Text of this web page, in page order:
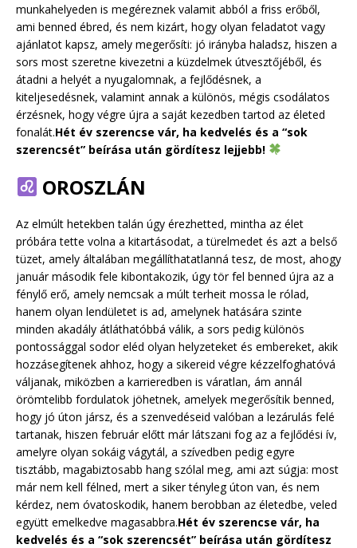
munkahelyeden is megéreznek valamit abból a friss erőből,
ami benned ébred, és nem kizárt, hogy olyan feladatot vagy
ajánlatot kapsz, amely megerősíti: jó irányba haladsz, hiszen a
sors most szeretne kivezetni a küzdelmek útvesztőjéből, és
átadni a helyét a nyugalomnak, a fejlődésnek, a
kiteljesedésnek, valamint annak a különös, mégis csodálatos
érzésnek, hogy végre újra a saját kezedben tartod az életed
fonalát.Hét év szerencse vár, ha kedvelés és a “sok
szerencsét” beírása után gördítesz lejjebb!
OROSZLÁN
Az elmúlt hetekben talán úgy érezhetted, mintha az élet
próbára tette volna a kitartásodat, a türelmedet és azt a belső
tüzet, amely általában megállíthatatlanná tesz, de most, ahogy
január második fele kibontakozik, úgy tör fel benned újra az a
fénylő erő, amely nemcsak a múlt terheit mossa le rólad,
hanem olyan lendületet is ad, amelynek hatására szinte
minden akadály átláthatóbbá válik, a sors pedig különös
pontossággal sodor eléd olyan helyzeteket és embereket, akik
hozzásegítenek ahhoz, hogy a sikereid végre kézzelfoghatóvá
váljanak, miközben a karrieredben is váratlan, ám annál
örömtelibb fordulatok jöhetnek, amelyek megerősítik benned,
hogy jó úton jársz, és a szenvedéseid valóban a lezárulás felé
tartanak, hiszen február előtt már látszani fog az a fejlődési ív,
amelyre olyan sokáig vágytál, a szívedben pedig egyre
tisztább, magabiztosabb hang szólal meg, ami azt súgja: most
már nem kell félned, mert a siker tényleg úton van, és nem
kérdez, nem óvatoskodik, hanem berobban az életedbe, veled
együtt emelkedve magasabbra.Hét év szerencse vár, ha
kedvelés és a “sok szerencsét” beírása után gördítesz